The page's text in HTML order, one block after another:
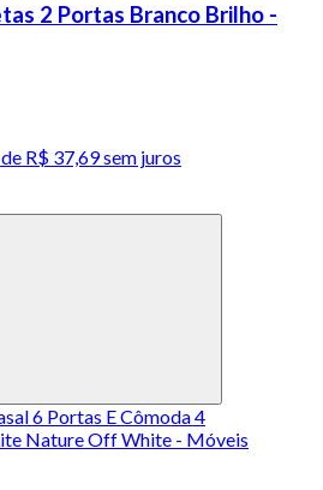
2 Portas Branco Brilho -
R$ 37,69 sem juros